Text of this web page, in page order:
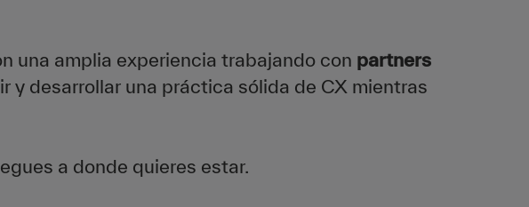
una amplia experiencia trabajando con partners
y desarrollar una práctica sólida de CX mientras
a donde quieres estar.